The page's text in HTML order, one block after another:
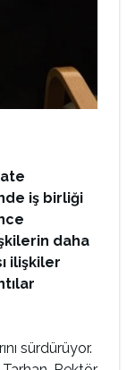
iş birliği
daha
ilişkiler
sürdürüyor.